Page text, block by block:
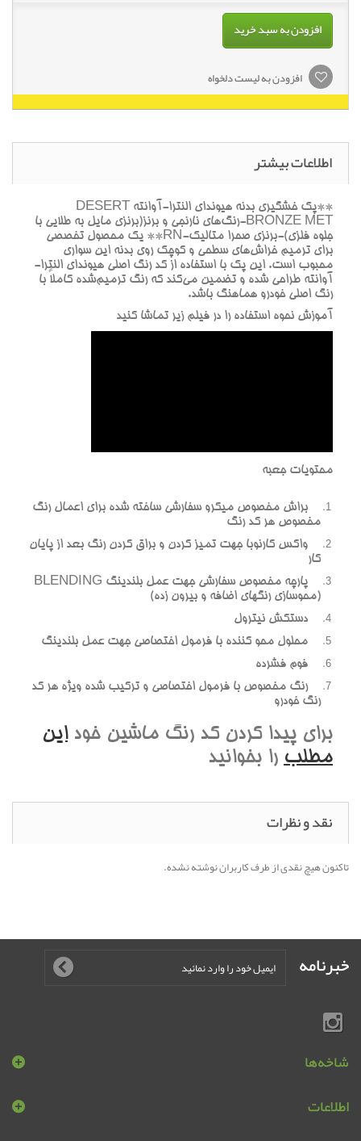
افزودن به سبد خرید
افزودن به لیست دلخواه
اطلاعات بیشتر
**پک خشگيري بدنه هيونداي النترا-آوانته DESERT
BRONZE MET-رنگ‌هاي نارنجي و برنز(برنزي مايل به طلايي با
جلوه فلزي)-برنزي صحرا متاليک-RN** يک محصول تخصصي
براي ترميم خراش‌هاي سطحي و کوچک روي بدنه اين سواري
محبوب است. اين پک با استفاده از کد رنگ اصلي هيونداي النترا-
آوانته طراحي شده و تضمين مي‌کند که رنگ ترميم‌شده کاملاً با
رنگ اصلي خودرو هماهنگ باشد.
آموزش نحوه استفاده را در فيلم زير تماشا کنيد
محتويات جعبه
براش مخصوص ميکرو سفارشي ساخته شده براي اعمال رنگ
مخصوص هر کد رنگ
واکس کارنوبا جهت تميز کردن و براق کردن رنگ بعد از پايان
کار
پارچه مخصوص سفارشي جهت عمل بلندينگ BLENDING
(محوسازي رنگهاي اضافه و بيرون زده)
دستکش نيترول
محلول محو کننده با فرمول اختصاصي جهت عمل بلندينگ
فوم فشرده
رنگ مخصوص با فرمول اختصاصي و ترکيب شده ويژه هر کد
رنگ خودرو
براي پيدا کردن کد رنگ ماشين خوداين
مطلب را بخوانيد
نقد و نظرات
تاکنون هیچ نقدی از طرف کاربران نوشته نشده.
خبرنامه
شاخه‌ها
اطلاعات